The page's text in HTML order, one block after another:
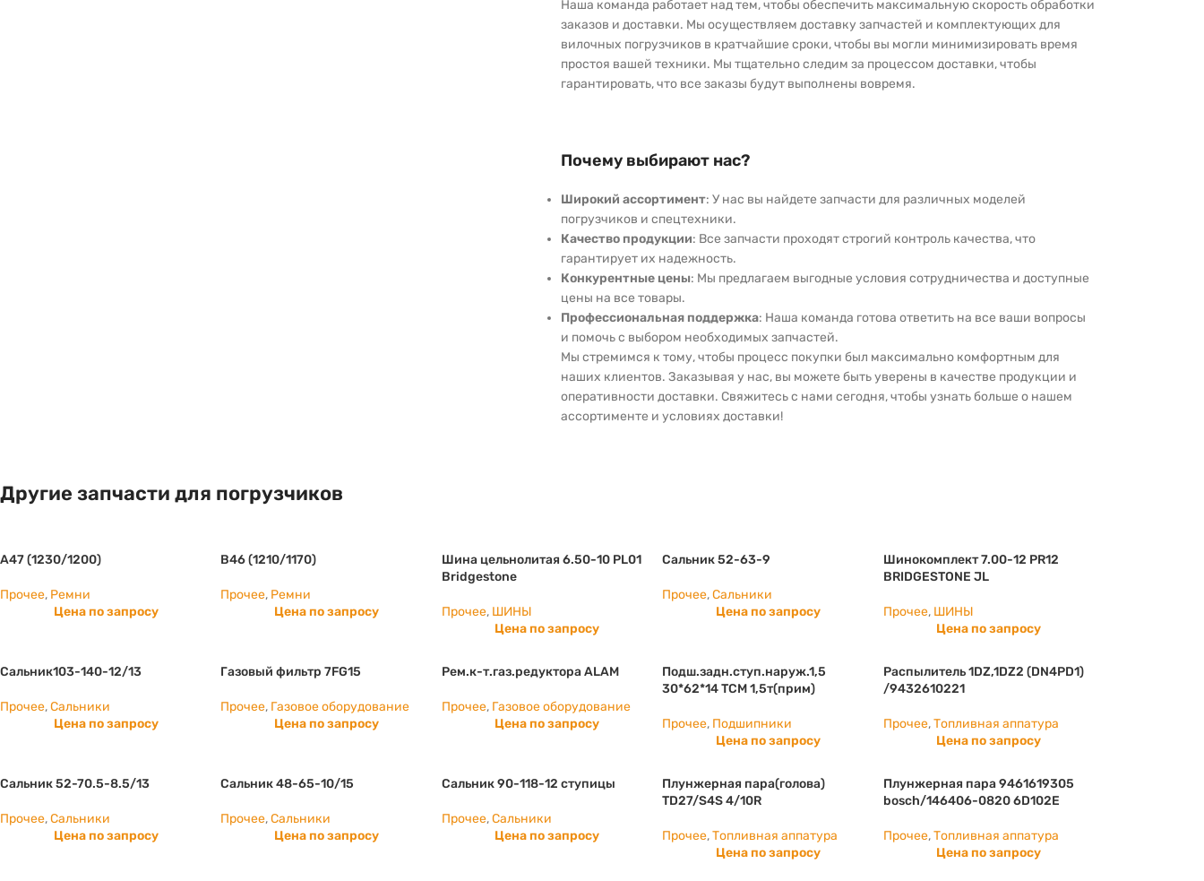
Наша команда работает над тем, чтобы обеспечить максимальную скорость обработки
заказов и доставки. Мы осуществляем доставку запчастей и комплектующих для
вилочных погрузчиков в кратчайшие сроки, чтобы вы могли минимизировать время
простоя вашей техники. Мы тщательно следим за процессом доставки, чтобы
гарантировать, что все заказы будут выполнены вовремя.
Почему выбирают нас?
Широкий ассортимент: У нас вы найдете запчасти для различных моделей
погрузчиков и спецтехники.
Качество продукции: Все запчасти проходят строгий контроль качества, что
гарантирует их надежность.
Конкурентные цены: Мы предлагаем выгодные условия сотрудничества и доступные
цены на все товары.
Профессиональная поддержка: Наша команда готова ответить на все ваши вопросы
и помочь с выбором необходимых запчастей.
Мы стремимся к тому, чтобы процесс покупки был максимально комфортным для
наших клиентов. Заказывая у нас, вы можете быть уверены в качестве продукции и
оперативности доставки. Свяжитесь с нами сегодня, чтобы узнать больше о нашем
ассортименте и условиях доставки!
Другие запчасти для погрузчиков
А47 (1230/1200)
Прочее, Ремни
Цена по запросу
B46 (1210/1170)
Прочее, Ремни
Цена по запросу
Шина цельнолитая 6.50-10 PL01
Bridgestone
Прочее, ШИНЫ
Цена по запросу
Сальник 52-63-9
Прочее,Сальники
Цена по запросу
Шинокомплект 7.00-12 PR12
BRIDGESTONE JL
Прочее, ШИНЫ
Цена по запросу
Сальник103-140-12/13
Прочее,Сальники
Цена по запросу
Газовый фильтр 7FG15
Прочее, Газовое оборудование
Цена по запросу
Рем.к-т.газ.редуктора ALAM
Прочее, Газовое оборудование
Цена по запросу
Подш.задн.ступ.наруж.1,5
30*62*14 ТСМ 1,5т(прим)
Прочее, Подшипники
Цена по запросу
Распылитель 1DZ,1DZ2 (DN4PD1)
/9432610221
Прочее, Топливная аппатура
Цена по запросу
Сальник 52-70.5-8.5/13
Прочее,Сальники
Цена по запросу
Сальник 48-65-10/15
Прочее,Сальники
Цена по запросу
Сальник 90-118-12 ступицы
Прочее,Сальники
Цена по запросу
Плунжерная пара(голова)
TD27/S4S 4/10R
Прочее,Топливная аппатура
Цена по запросу
Плунжерная пара 9461619305
bosch/146406-0820 6D102E
Прочее, Топливная аппатура
Цена по запросу